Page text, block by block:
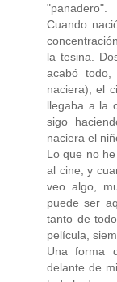
"panadero".
Cuando
la tesina.
acabó
naciera), el
llegaba a la
sigo
naciera el
Lo que no
al cine, y
veo algo,
puede ser
tanto de
película,
Una forma
delante de